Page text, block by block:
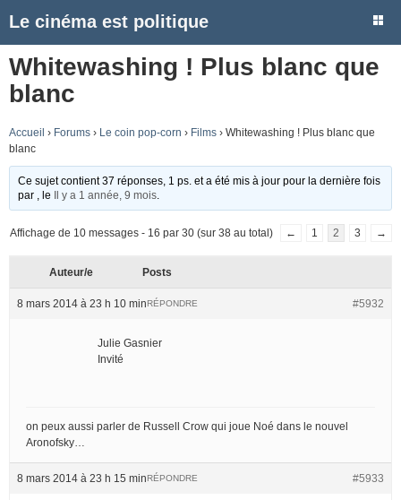
Le cinéma est politique
Whitewashing ! Plus blanc que
blanc
Accueil › Forums › Le coin pop-corn › Films › Whitewashing ! Plus blanc que
blanc
Ce sujet contient 37 réponses, 1 ps. et a été mis à jour pour la dernière fois
par
, le Il y a 1 année, 9 mois
Affichage de 10 messages - 16 par 30 (sur 38 au total) ← 1 2 3 →
Auteur/e Posts
8 mars 2014 à 23 h 10 min #5932
RÉPONDRE
Julie Gasnier
Invité
on peux aussi parler de Russell Crow qui joue Noé dans le nouvel
Aronofsky…
8 mars 2014 à 23 h 15 min #5933
RÉPONDRE